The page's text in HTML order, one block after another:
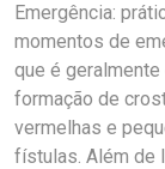
Emergência:
momentos de
que é
formação de
vermelhas e
fístulas. Além de